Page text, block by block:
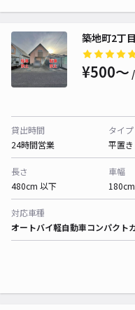
築地町2丁
¥500〜
貸出時間
24時間営業
タイプ
平置き
長さ
480cm 以下
車幅
対応車種
オートバイ軽自動車コンパクト